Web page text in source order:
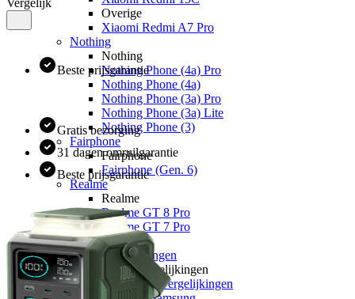
Overige
Xiaomi Redmi A7 Pro
Nothing
Nothing
Nothing Phone (4a) Pro
Nothing Phone (4a)
Nothing Phone (3a) Pro
Nothing Phone (3a) Lite
Nothing Phone (3)
Fairphone
Fairphone
Fairphone (Gen. 6)
Realme
Realme
Realme GT 8 Pro
Realme GT 7 Pro
Keuzehulp
Toestelvergelijkingen
Toestelvergelijkingen
Alle Toestelvergelijkingen
Vergelijk
Beste prijsgarantie
Gratis bezorging
31 dagen omruilgarantie
Beste prijsgarantie